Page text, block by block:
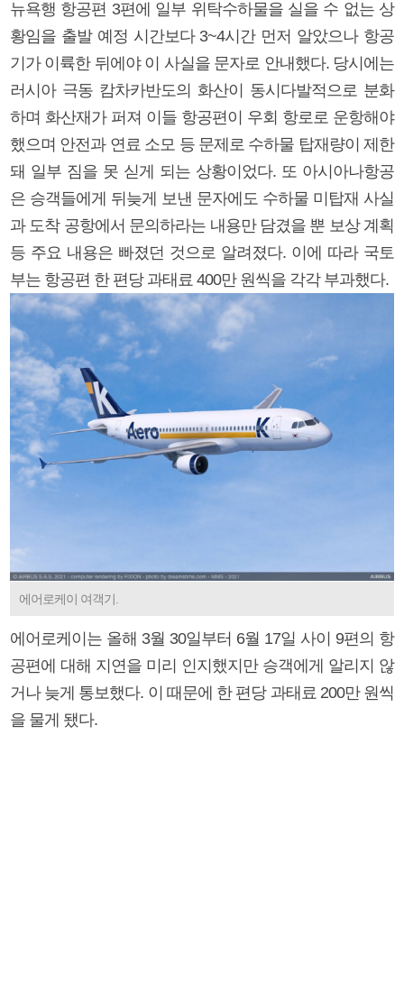
뉴욕행 항공편 3편에 일부 위탁수하물을 실을 수 없는 상
황임을 출발 예정 시간보다 3~4시간 먼저 알았으나 항공
기가 이륙한 뒤에야 이 사실을 문자로 안내했다. 당시에는
러시아 극동 캄차카반도의 화산이 동시다발적으로 분화
하며 화산재가 퍼져 이들 항공편이 우회 항로로 운항해야
했으며 안전과 연료 소모 등 문제로 수하물 탑재량이 제한
돼 일부 짐을 못 싣게 되는 상황이었다. 또 아시아나항공
은 승객들에게 뒤늦게 보낸 문자에도 수하물 미탑재 사실
과 도착 공항에서 문의하라는 내용만 담겼을 뿐 보상 계획
등 주요 내용은 빠졌던 것으로 알려졌다. 이에 따라 국토
부는 항공편 한 편당 과태료 400만 원씩을 각각 부과했다.
에어로케이 여객기.
에어로케이는 올해 3월 30일부터 6월 17일 사이 9편의 항
공편에 대해 지연을 미리 인지했지만 승객에게 알리지 않
거나 늦게 통보했다. 이 때문에 한 편당 과태료 200만 원씩
을 물게 됐다.